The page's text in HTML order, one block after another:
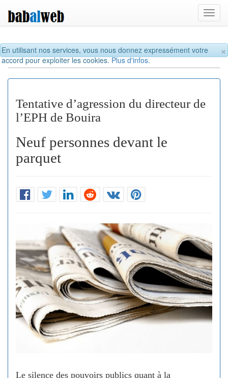
×
En utilisant nos services, vous nous donnez expressément votre
accord pour exploiter les cookies.Plus d'infos.
Tentative d’agression du directeur de
l’EPH de Bouira
Neuf personnes devant le
parquet
Le silence des pouvoirs publics quant à la